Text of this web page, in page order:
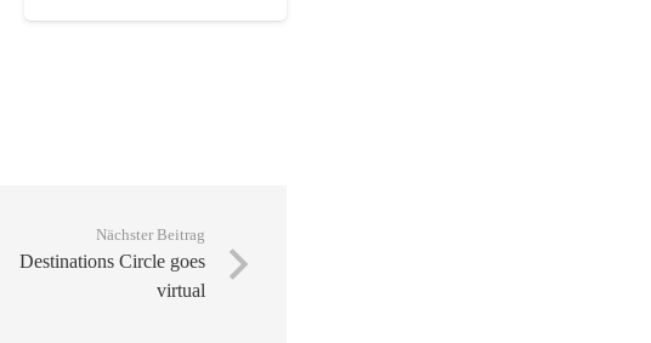
Nächster Beitrag
Destinations Circle goes
virtual